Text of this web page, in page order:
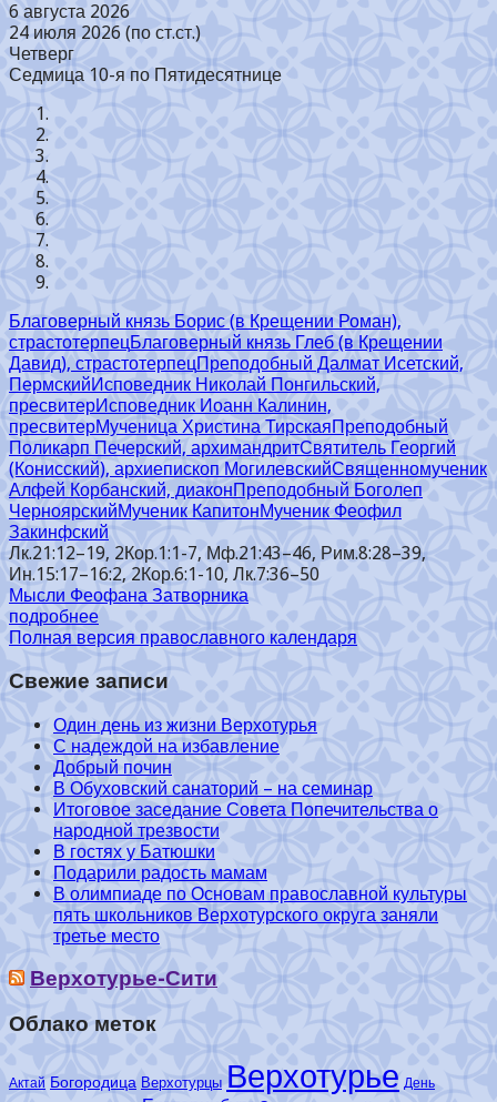
6 августа 2026
24 июля 2026 (по ст.ст.)
Четверг
Седмица 10-я по Пятидесятнице
Благоверный князь Борис (в Крещении Роман),
страстотерпецБлаговерный князь Глеб (в Крещении
Давид), страстотерпецПреподобный Далмат Исетский,
ПермскийИсповедник Николай Понгильский,
пресвитерИсповедник Иоанн Калинин,
пресвитерМученица Христина ТирскаяПреподобный
Поликарп Печерский, архимандритСвятитель Георгий
(Конисский), архиепископ МогилевскийСвященномученик
Алфей Корбанский, диаконПреподобный Боголеп
ЧерноярскийМученик КапитонМученик Феофил
Закинфский
Лк.21:12–19, 2Кор.1:1-7, Мф.21:43–46, Рим.8:28–39,
Ин.15:17–16:2, 2Кор.6:1-10, Лк.7:36–50
Мысли Феофана Затворника
подробнее
Полная версия православного календаря
Свежие записи
Один день из жизни Верхотурья
С надеждой на избавление
Добрый почин
В Обуховский санаторий – на семинар
Итоговое заседание Совета Попечительства о
народной трезвости
В гостях у Батюшки
Подарили радость мамам
В олимпиаде по Основам православной культуры
пять школьников Верхотурского округа заняли
третье место
Верхотурье-Сити
Облако меток
Актай Богородица Верхотурцы Верхотурье День